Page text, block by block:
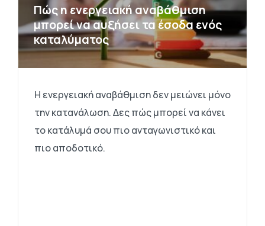
Πώς η ενεργειακή αναβάθμιση
μπορεί να αυξήσει τα έσοδα ενός
καταλύματος
Η ενεργειακή αναβάθμιση δεν μειώνει μόνο
την κατανάλωση. Δες πώς μπορεί να κάνει
το κατάλυμά σου πιο ανταγωνιστικό και
πιο αποδοτικό.